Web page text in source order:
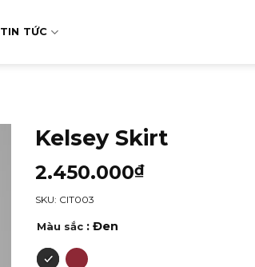
TIN TỨC
Kelsey Skirt
2.450.000₫
SKU: CIT003
Màu sắc : Đen